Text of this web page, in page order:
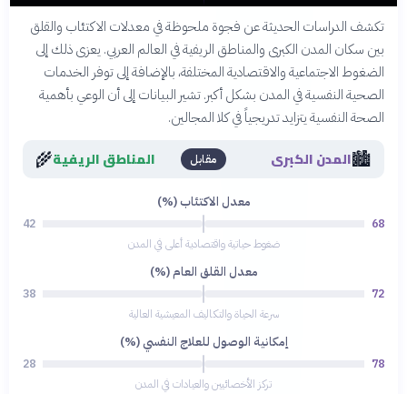
تكشف الدراسات الحديثة عن فجوة ملحوظة في معدلات الاكتئاب والقلق
بين سكان المدن الكبرى والمناطق الريفية في العالم العربي. يعزى ذلك إلى
الضغوط الاجتماعية والاقتصادية المختلفة، بالإضافة إلى توفر الخدمات
الصحية النفسية في المدن بشكل أكبر. تشير البيانات إلى أن الوعي بأهمية
الصحة النفسية يتزايد تدريجياً في كلا المجالين.
🏙️المدن الكبرى مقابل المناطق الريفية🌾
معدل الاكتئاب (%)
68
42
ضغوط حياتية واقتصادية أعلى في المدن
معدل القلق العام (%)
72
38
سرعة الحياة والتكاليف المعيشية العالية
إمكانية الوصول للعلاج النفسي (%)
78
28
تركز الأخصائيين والعيادات في المدن